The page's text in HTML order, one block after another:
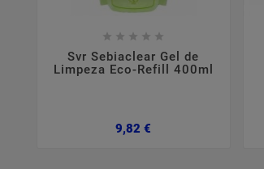
    
Svr Sebiaclear Gel de
Limpeza Eco-Refill 400ml
9,82 €